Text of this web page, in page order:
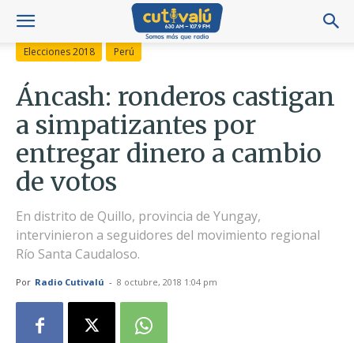
Elecciones 2018 Perú
Áncash: ronderos castigan
a simpatizantes por
entregar dinero a cambio
de votos
En distrito de Quillo, provincia de Yungay,
intervinieron a seguidores del movimiento regional
Río Santa Caudaloso.
Por Radio Cutivalú - 8 octubre, 2018 1:04 pm